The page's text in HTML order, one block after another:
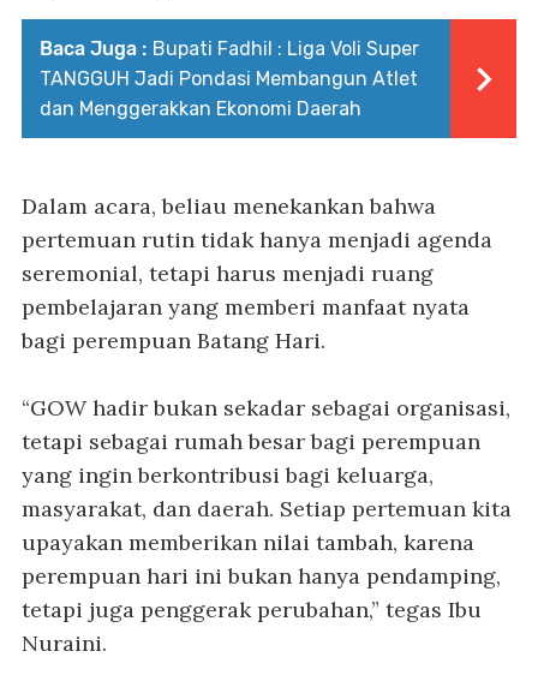
Baca Juga : Bupati Fadhil : Liga Voli Super
TANGGUH Jadi Pondasi Membangun Atlet
dan Menggerakkan Ekonomi Daerah
Dalam acara, beliau menekankan bahwa
pertemuan rutin tidak hanya menjadi agenda
seremonial, tetapi harus menjadi ruang
pembelajaran yang memberi manfaat nyata
bagi perempuan Batang Hari.
“GOW hadir bukan sekadar sebagai organisasi,
tetapi sebagai rumah besar bagi perempuan
yang ingin berkontribusi bagi keluarga,
masyarakat, dan daerah. Setiap pertemuan kita
upayakan memberikan nilai tambah, karena
perempuan hari ini bukan hanya pendamping,
tetapi juga penggerak perubahan,” tegas Ibu
Nuraini.